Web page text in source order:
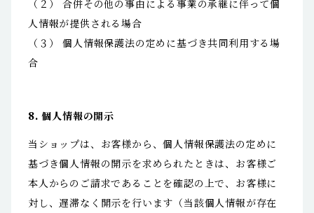
（２） 合併その他の事由による事業の承継に伴って個
人情報が提供される場合
（３） 個人情報保護法の定めに基づき共同利用する場
合
8. 個人情報の開示
当ショップは、お客様から、個人情報保護法の定めに
基づき個人情報の開示を求められたときは、お客様ご
本人からのご請求であることを確認の上で、お客様に
対し、遅滞なく開示を行います（当該個人情報が存在